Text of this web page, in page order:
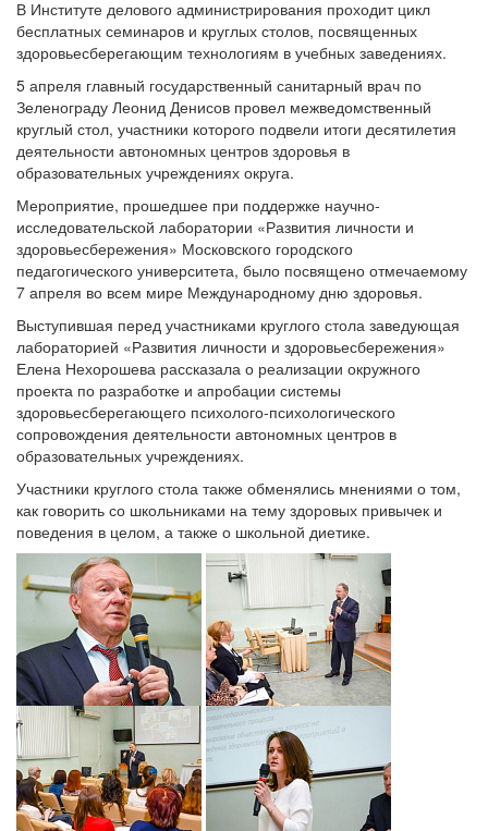
В Институте делового администрирования проходит цикл
бесплатных семинаров и круглых столов, посвященных
здоровьесберегающим технологиям в учебных заведениях.
5 апреля главный государственный санитарный врач по
Зеленограду Леонид Денисов провел межведомственный
круглый стол, участники которого подвели итоги десятилетия
деятельности автономных центров здоровья в
образовательных учреждениях округа.
Мероприятие, прошедшее при поддержке научно-
исследовательской лаборатории «Развития личности и
здоровьесбережения» Московского городского
педагогического университета, было посвящено отмечаемому
7 апреля во всем мире Международному дню здоровья.
Выступившая перед участниками круглого стола заведующая
лабораторией «Развития личности и здоровьесбережения»
Елена Нехорошева рассказала о реализации окружного
проекта по разработке и апробации системы
здоровьесберегающего психолого-психологического
сопровождения деятельности автономных центров в
образовательных учреждениях.
Участники круглого стола также обменялись мнениями о том,
как говорить со школьниками на тему здоровых привычек и
поведения в целом, а также о школьной диетике.